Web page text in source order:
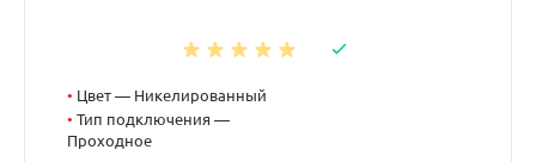
• Цвет — Никелированный
• Тип подключения —
Проходное